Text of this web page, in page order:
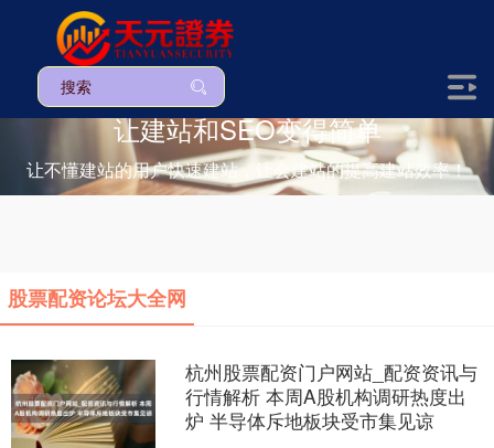
让建站和SEO变得简单
让不懂建站的用户快速建站，让会建站的提高建站效率！
股票配资论坛大全网
杭州股票配资门户网站_配资资讯与
行情解析 本周A股机构调研热度出
炉 半导体斥地板块受市集见谅